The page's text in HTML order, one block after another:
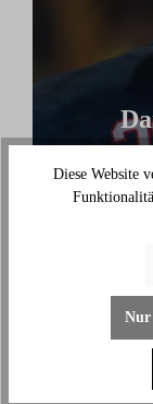
Diese Website
Nur